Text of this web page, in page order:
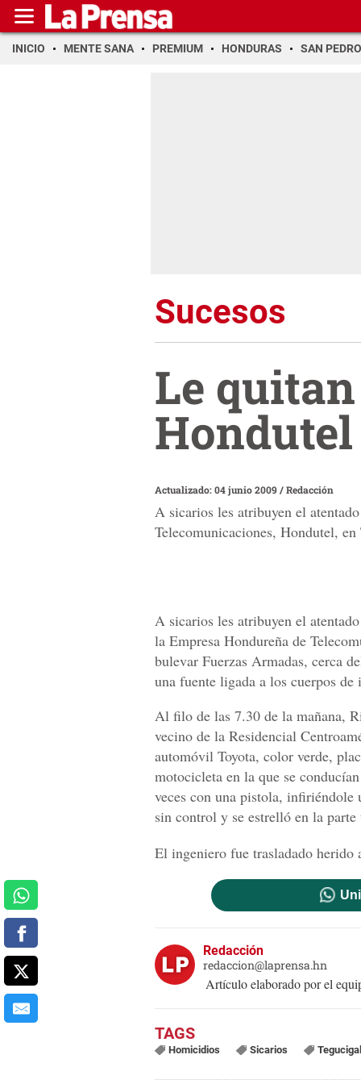
INICIO MENTE SANA PREMIUM HONDURAS SAN PEDRO
Sucesos
Le
Hondutel
Actualizado: 04 junio 2009/Redacción
A sicarios les atribuyen el
Telecomunicaciones, Hondutel, en
A sicarios les atribuyen el
la Empresa Hondureña de
bulevar Fuerzas Armadas, cerca
una fuente ligada a los cuerpos
Al filo de las 7.30 de la mañana,
vecino de la Residencial
automóvil Toyota, color verde,
motocicleta en la que se
veces con una pistola,
sin control y se estrelló en la parte
El ingeniero fue trasladado herido
Redacción
redaccion@laprensa.hn
Artículo elaborado por el
Homicidios Sicarios